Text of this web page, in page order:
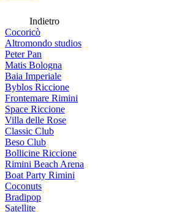
Indietro
Cocoricò
Altromondo studios
Peter Pan
Matis Bologna
Baia Imperiale
Byblos Riccione
Frontemare Rimini
Space Riccione
Villa delle Rose
Classic Club
Beso Club
Bollicine Riccione
Rimini Beach Arena
Boat Party Rimini
Coconuts
Bradipop
Satellite